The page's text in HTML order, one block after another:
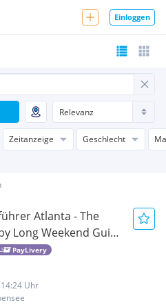
Einloggen
Zeitanzeige Geschlecht
Atlanta - The
Long Weekend Guide
2023
PayLivery
Uhr